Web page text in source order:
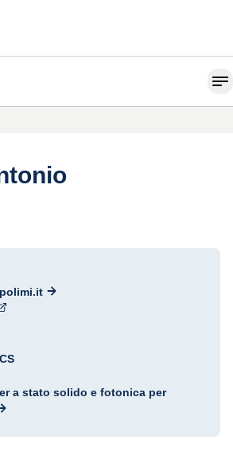
a stato solido e fotonica per